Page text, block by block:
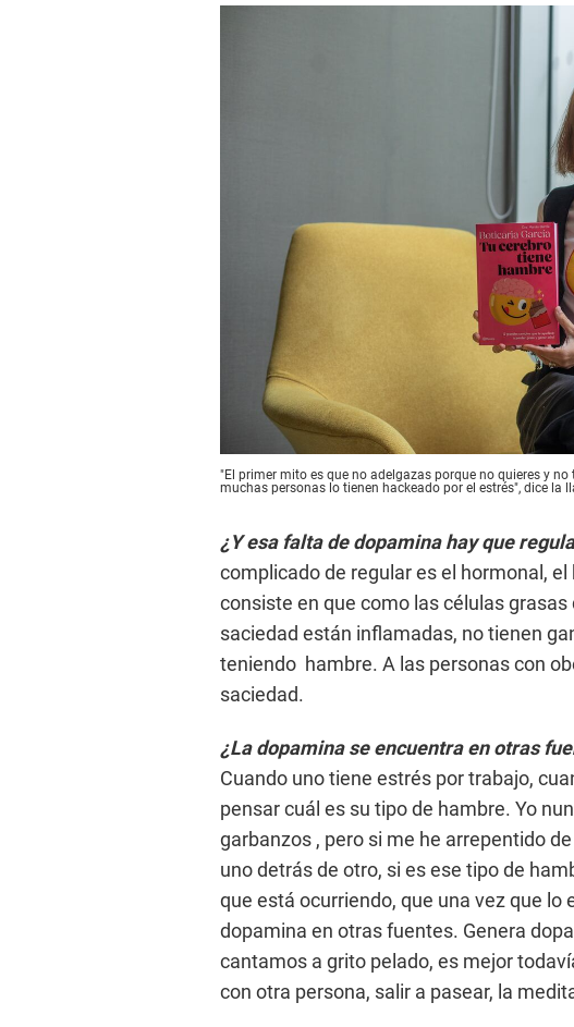
"El primer mito es que no adelgazas porque no quieres y
muchas personas lo tienen hackeado por el estrés", dice la
¿Y esa falta de dopamina hay que
complicado de regular es el hormonal,
consiste en que como las células
saciedad están inflamadas, no tienen
teniendo hambre. A las personas con
saciedad.
¿La dopamina se encuentra en otras
Cuando uno tiene estrés por trabajo,
pensar cuál es su tipo de hambre. Yo
garbanzos , pero si me he arrepentido
uno detrás de otro, si es ese tipo de
que está ocurriendo, que una vez que
dopamina en otras fuentes. Genera
cantamos a grito pelado, es mejor
con otra persona, salir a pasear, la